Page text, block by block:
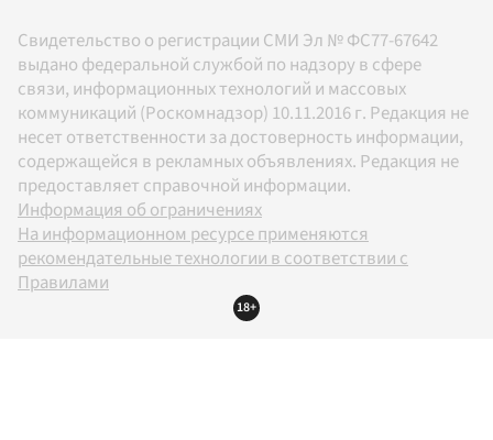
Свидетельство о регистрации СМИ Эл № ФС77-67642
выдано федеральной службой по надзору в сфере
связи, информационных технологий и массовых
коммуникаций (Роскомнадзор) 10.11.2016 г. Редакция не
несет ответственности за достоверность информации,
содержащейся в рекламных объявлениях. Редакция не
предоставляет справочной информации.
Информация об ограничениях
На информационном ресурсе применяются
рекомендательные технологии в соответствии с
Правилами
18+